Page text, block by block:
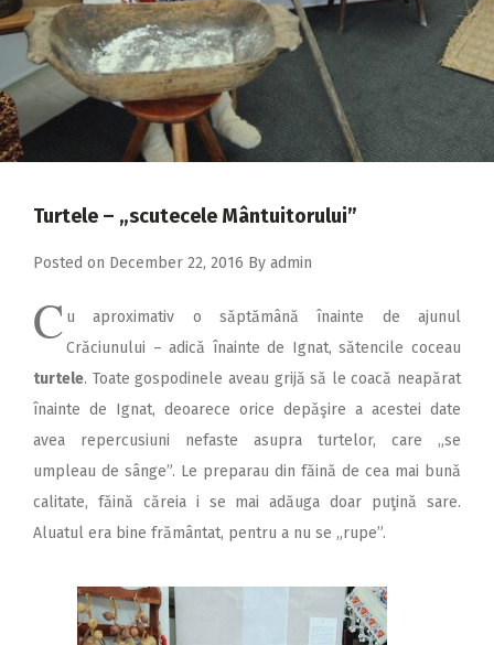
2018
2017
2016
2015
2013
2012
2010
2009
Turtele – „scutecele Mântuitorului”
Posted on December 22, 2016 By admin
C u aproximativ o săp­tămână înainte de ajunul
Crăciunului – adică înainte de Ignat, sătencile coceau
turtele. Toate gospodinele aveau grijă să le coacă neapărat
înainte de Ignat, deoarece orice depăşire a acestei date
avea repercusiuni nefaste asupra turtelor, care „se
umpleau de sânge”. Le preparau din făină de cea mai bună
calitate, făină căreia i se mai adăuga doar puţină sare.
Aluatul era bine frământat, pentru a nu se „rupe”.